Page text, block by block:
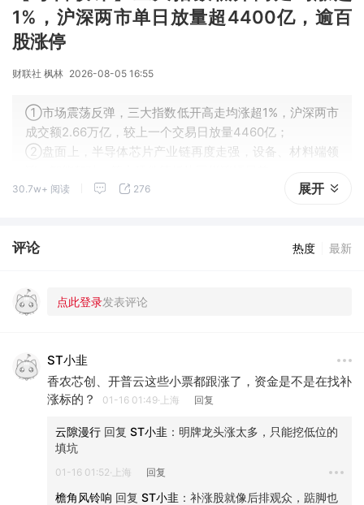
1%，沪深两市单日放量超4400亿，逾百
股涨停
财联社 枫林 2026-08-05 16:55
①市场震荡反弹，三大指数低开高走均涨超1%，沪深两市
成交额2.66万亿，较上一个交易日放量4460亿；
②盘面上，半导体芯片产业链再度走强，设备、材料端领
30.7w+ 阅读 276 展开
评论 热度 最新
ST小韭
香农芯创、开普云这些小票都跟涨了，资金是不是在找补
涨标的？
01-16 01:49·上海 回复
云隙漫行 回复 ST小韭 ： 明牌龙头涨太多，只能挖低位的
填坑
01-16 01:52·上海 回复
檐角风铃响 回复 ST小韭 ： 补涨股就像后排观众，踮脚也